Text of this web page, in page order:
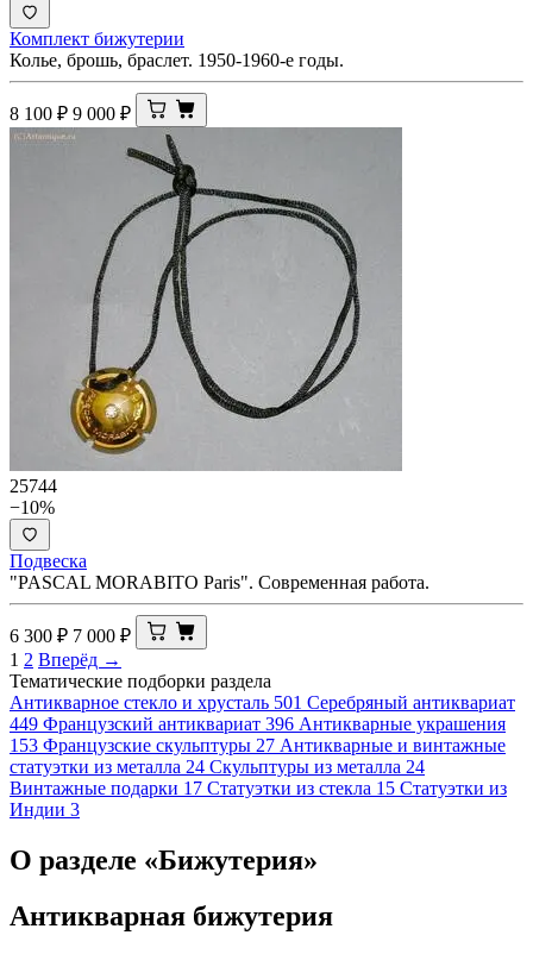
Комплект бижутерии
Колье, брошь, браслет. 1950-1960-е годы.
8 100 ₽ 9 000 ₽
25744
−10%
Подвеска
"PASCAL MORABITO Paris". Современная работа.
6 300 ₽ 7 000 ₽
1 2 Вперёд →
Тематические подборки раздела
Антикварное стекло и хрусталь 501 Серебряный антиквариат
449 Французский антиквариат 396 Антикварные украшения
153 Французские скульптуры 27 Антикварные и винтажные
статуэтки из металла 24 Скульптуры из металла 24
Винтажные подарки 17 Статуэтки из стекла 15 Статуэтки из
Индии 3
О разделе «Бижутерия»
Антикварная бижутерия